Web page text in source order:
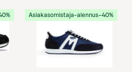
Asiakasomistaja-alennus−40%